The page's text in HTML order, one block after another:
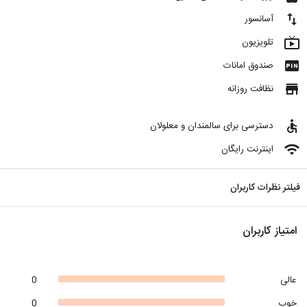
import_export آسانسور
live_tv تلویزیون
fiber_pin صندوق امانات
store نظافت روزانه
accessible دسترسی برای سالمندان و معلولان
wifi اینترنت رایگان
فیلتر نظرات کاربران
امتیاز کاربران
0
عالی
0
خوب